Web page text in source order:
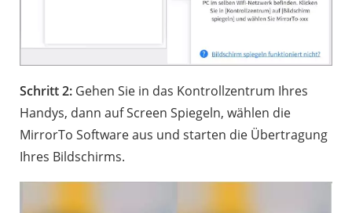
Schritt 2: Gehen Sie in das Kontrollzentrum Ihres
Handys, dann auf Screen Spiegeln, wählen die
MirrorTo Software aus und starten die Übertragung
Ihres Bildschirms.